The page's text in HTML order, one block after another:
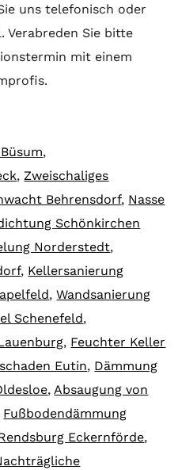
uns telefonisch oder
Verabreden Sie bitte
mit einem
,
, Zweischaliges
Behrensdorf, Nasse
Schönkirchen
Norderstedt,
, Kellersanierung
,Wandsanierung
Schenefeld,
, Feuchter Keller
Eutin, Dämmung
, Absaugung von
Fußbodendämmung
Eckernförde,